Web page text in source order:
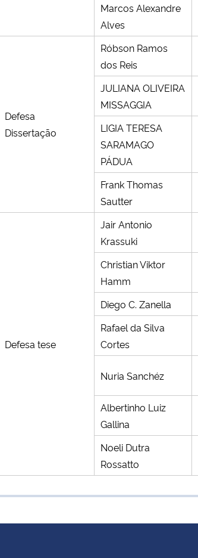
Marcos Alexandre
Alves
Defesa
Dissertação
Róbson Ramos
dos Reis
JULIANA OLIVEIRA
MISSAGGIA
LIGIA TERESA
SARAMAGO
PÁDUA
Frank Thomas
Sautter
Defesa tese
Jair Antonio
Krassuki
Christian Viktor
Hamm
Diego C. Zanella
Rafael da Silva
Cortes
Nuria Sanchéz
Albertinho Luiz
Gallina
Noeli Dutra
Rossatto